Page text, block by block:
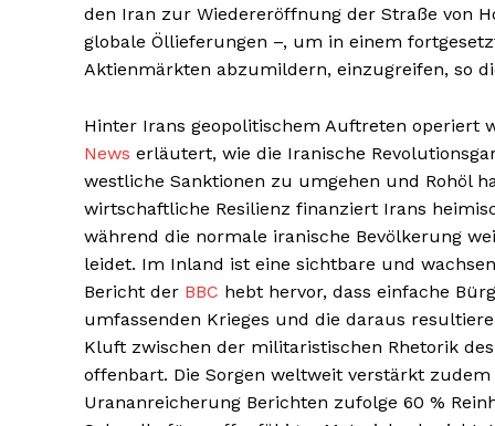
den Iran zur Wiedereröffnung der Straße von
globale Öllieferungen –, um in einem
Aktienmärkten abzumildern, einzugreifen, so
Hinter Irans geopolitischem Auftreten operiert
News erläutert, wie die Iranische
westliche Sanktionen zu umgehen und Rohöl
wirtschaftliche Resilienz finanziert Irans
während die normale iranische Bevölkerung
leidet. Im Inland ist eine sichtbare und
Bericht der BBC hebt hervor, dass einfache
umfassenden Krieges und die daraus
Kluft zwischen der militaristischen Rhetorik
offenbart. Die Sorgen weltweit verstärkt
Urananreicherung Berichten zufolge 60 %